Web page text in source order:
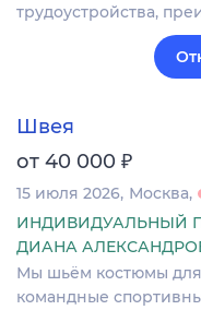
трудоустройства,
Швея
от 40 000 ₽
15 июля 2026 Москва
ИНДИВИДУАЛЬНЫЙ
ДИАНА
Мы шьём костюмы для
командные